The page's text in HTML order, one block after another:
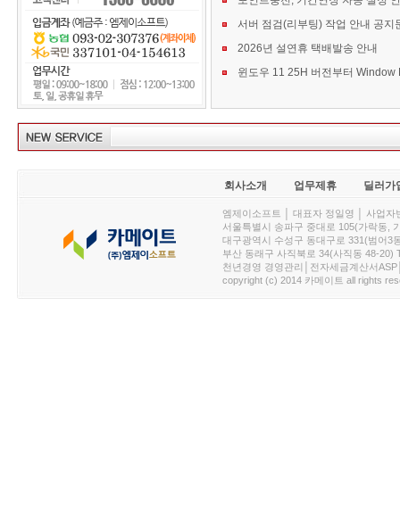
서버 점검(리부팅) 작업 안내 공지
2026년 설연휴 택배발송 안내
회사소개 업무제휴 딜러가
엠제이소프트 │ 대표자 정일영 │ 사업
서울특별시 송파구 중대로 105(가락동,
대구광역시 수성구 동대구로 331(범어3
부산 동래구 사직북로 34(사직동 48-20)
천년경영 경영관리│전자세금계산서
copyright (c) 2014 카메이트 all rights